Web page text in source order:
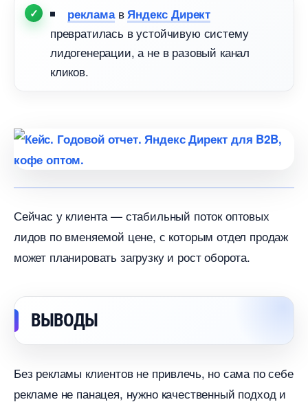
реклама Яндекс Директ
превратилась в устойчивую систему
лидогенерации, а не в разовый канал
кликов.
Сейчас у клиента — стабильный поток оптовых
лидов по вменяемой цене, с которым отдел продаж
может планировать загрузку и рост оборота.
ЫВОДЫ
Без рекламы клиентов не привлечь, но сама по себе
рекламе не панацея, нужно качественный подход и